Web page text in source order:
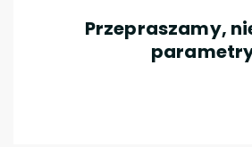
Przepraszamy,